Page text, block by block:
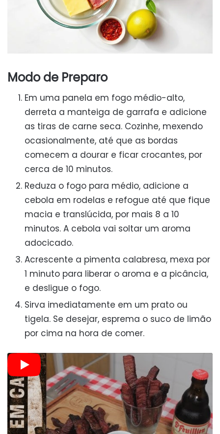
Modo de Preparo
Em uma panela em fogo médio-alto,
derreta a manteiga de garrafa e adicione
as tiras de carne seca. Cozinhe, mexendo
ocasionalmente, até que as bordas
comecem a dourar e ficar crocantes, por
cerca de 10 minutos.
Reduza o fogo para médio, adicione a
cebola em rodelas e refogue até que fique
macia e translúcida, por mais 8 a 10
minutos. A cebola vai soltar um aroma
adocicado.
Acrescente a pimenta calabresa, mexa por
1 minuto para liberar o aroma e a picância,
e desligue o fogo.
Sirva imediatamente em um prato ou
tigela. Se desejar, esprema o suco de limão
por cima na hora de comer.